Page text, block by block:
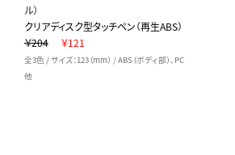
ル）
クリアディスク型タッチペン（再生ABS）
￥204
￥121
全3色 / サイズ：123（mm） / ABS（ボディ部）、PC
他